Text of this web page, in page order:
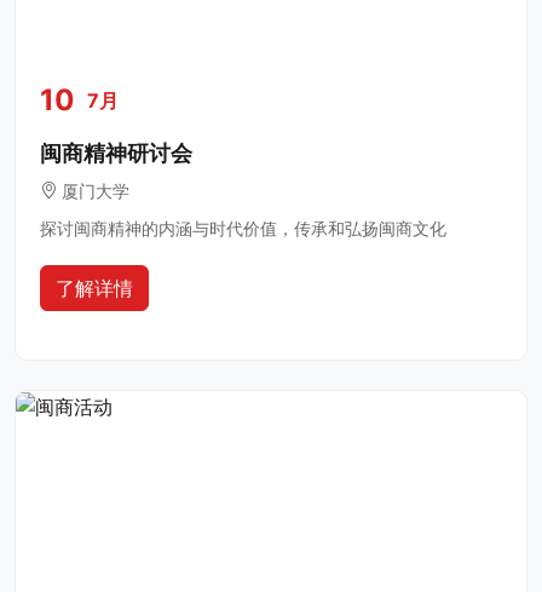
10 7月
闽商精神研讨会
厦门大学
探讨闽商精神的内涵与时代价值，传承和弘扬闽商文化
了解详情